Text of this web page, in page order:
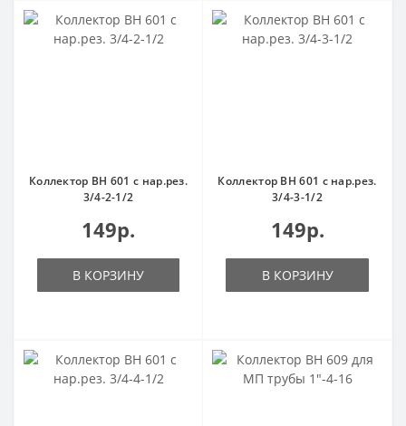
Коллектор ВН 601 с нар.рез.
3/4-2-1/2
149р.
В КОРЗИНУ
Коллектор ВН 601 с нар.рез.
3/4-3-1/2
149р.
В КОРЗИНУ